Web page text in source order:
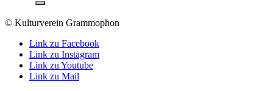
© Kulturverein Grammophon
Link zu Facebook
Link zu Instagram
Link zu Youtube
Link zu Mail